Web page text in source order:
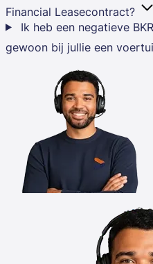
Financial Leasecontract?
Ik heb een negatieve
gewoon bij jullie een